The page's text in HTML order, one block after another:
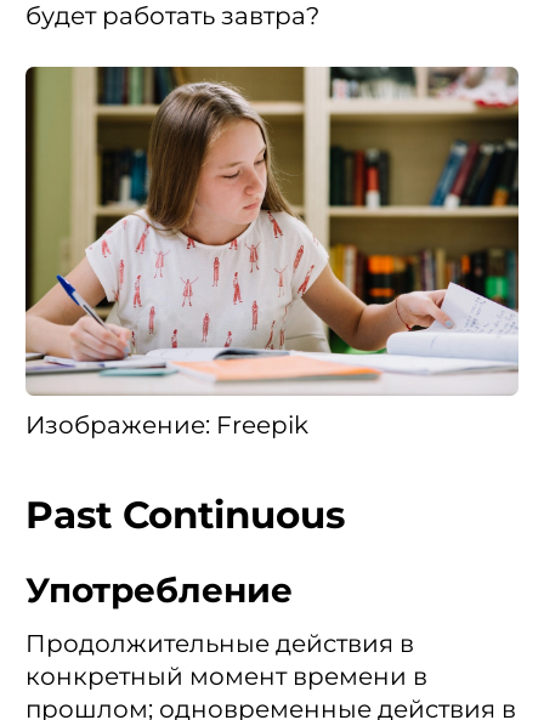
будет работать завтра?
Изображение: Freepik
Past Continuous
Употребление
Продолжительные действия в
конкретный момент времени в
прошлом; одновременные действия в